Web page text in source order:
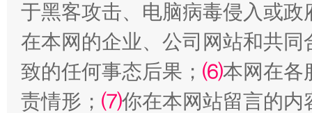
全民健身五年计划来了！等你上场
于黑客攻击、电脑病毒侵入或
在本网的企业、公司网站和共
致的任何事态后果； ⑹本网在各
责情形； ⑺你在本网站留言的内